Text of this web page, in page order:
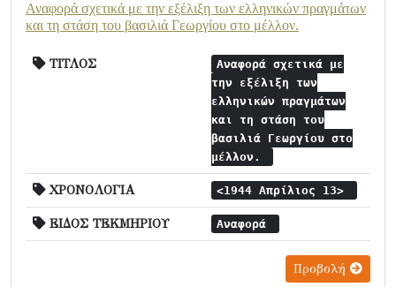
Αναφορά σχετικά με την εξέλιξη των ελληνικών πραγμάτων
και τη στάση του βασιλιά Γεωργίου στο μέλλον.
ΤΙΤΛΟΣ
Αναφορά σχετικά με
την εξέλιξη των
ελληνικών πραγμάτων
και τη στάση του
βασιλιά Γεωργίου στο
μέλλον.
ΧΡΟΝΟΛΟΓΙΑ <1944 Απρίλιος 13>
ΕΙΔΟΣ ΤΕΚΜΗΡΙΟΥ Αναφορά
Προβολή